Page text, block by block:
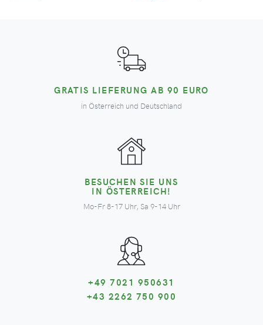
GRATIS LIEFERUNG AB 90 EURO
in Österreich und Deutschland
BESUCHEN SIE UNS
IN ÖSTERREICH!
Mo-Fr 8-17 Uhr, Sa 9-14 Uhr
+49 7021 950631
+43 2262 750 900